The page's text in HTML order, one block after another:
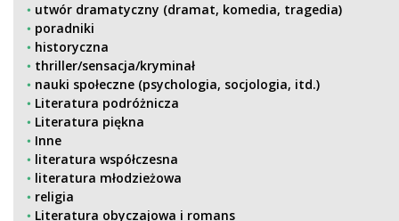
utwór dramatyczny (dramat, komedia, tragedia)
poradniki
historyczna
thriller/sensacja/kryminał
nauki społeczne (psychologia, socjologia, itd.)
Literatura podróżnicza
Literatura piękna
Inne
literatura współczesna
literatura młodzieżowa
religia
Literatura obyczajowa i romans